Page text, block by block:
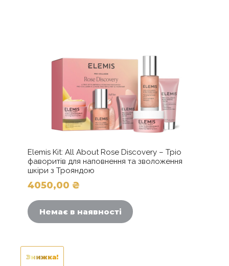
Elemis Kit: All About Rose Discovery – Тріо
фаворитів для наповнення та зволоження
шкіри з Трояндою
4050,00 ₴
Немає в наявності
Знижка!